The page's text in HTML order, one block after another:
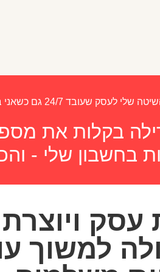
גם כשאני בחופשה או בזמן איכות עם המשפחה:
בקלות את
בחשבון שלי -
ויוצרת
למשוך